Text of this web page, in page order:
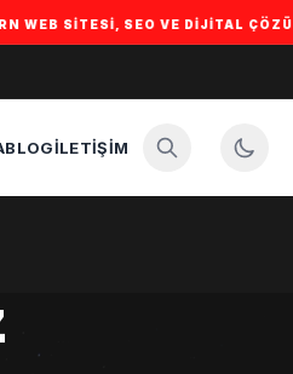
SEO VE DIJITAL ÇÖZÜMLER
BLOGİLETIŞIM